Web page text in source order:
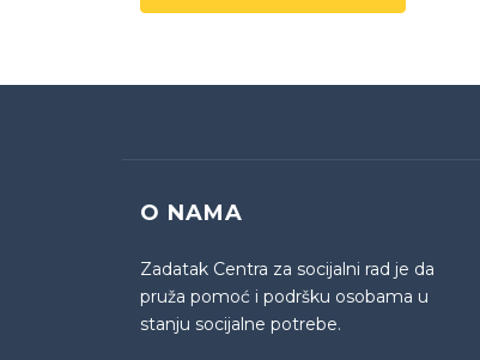
O NAMA
Zadatak Centra za socijalni rad je da
pruža pomoć i podršku osobama u
stanju socijalne potrebe.